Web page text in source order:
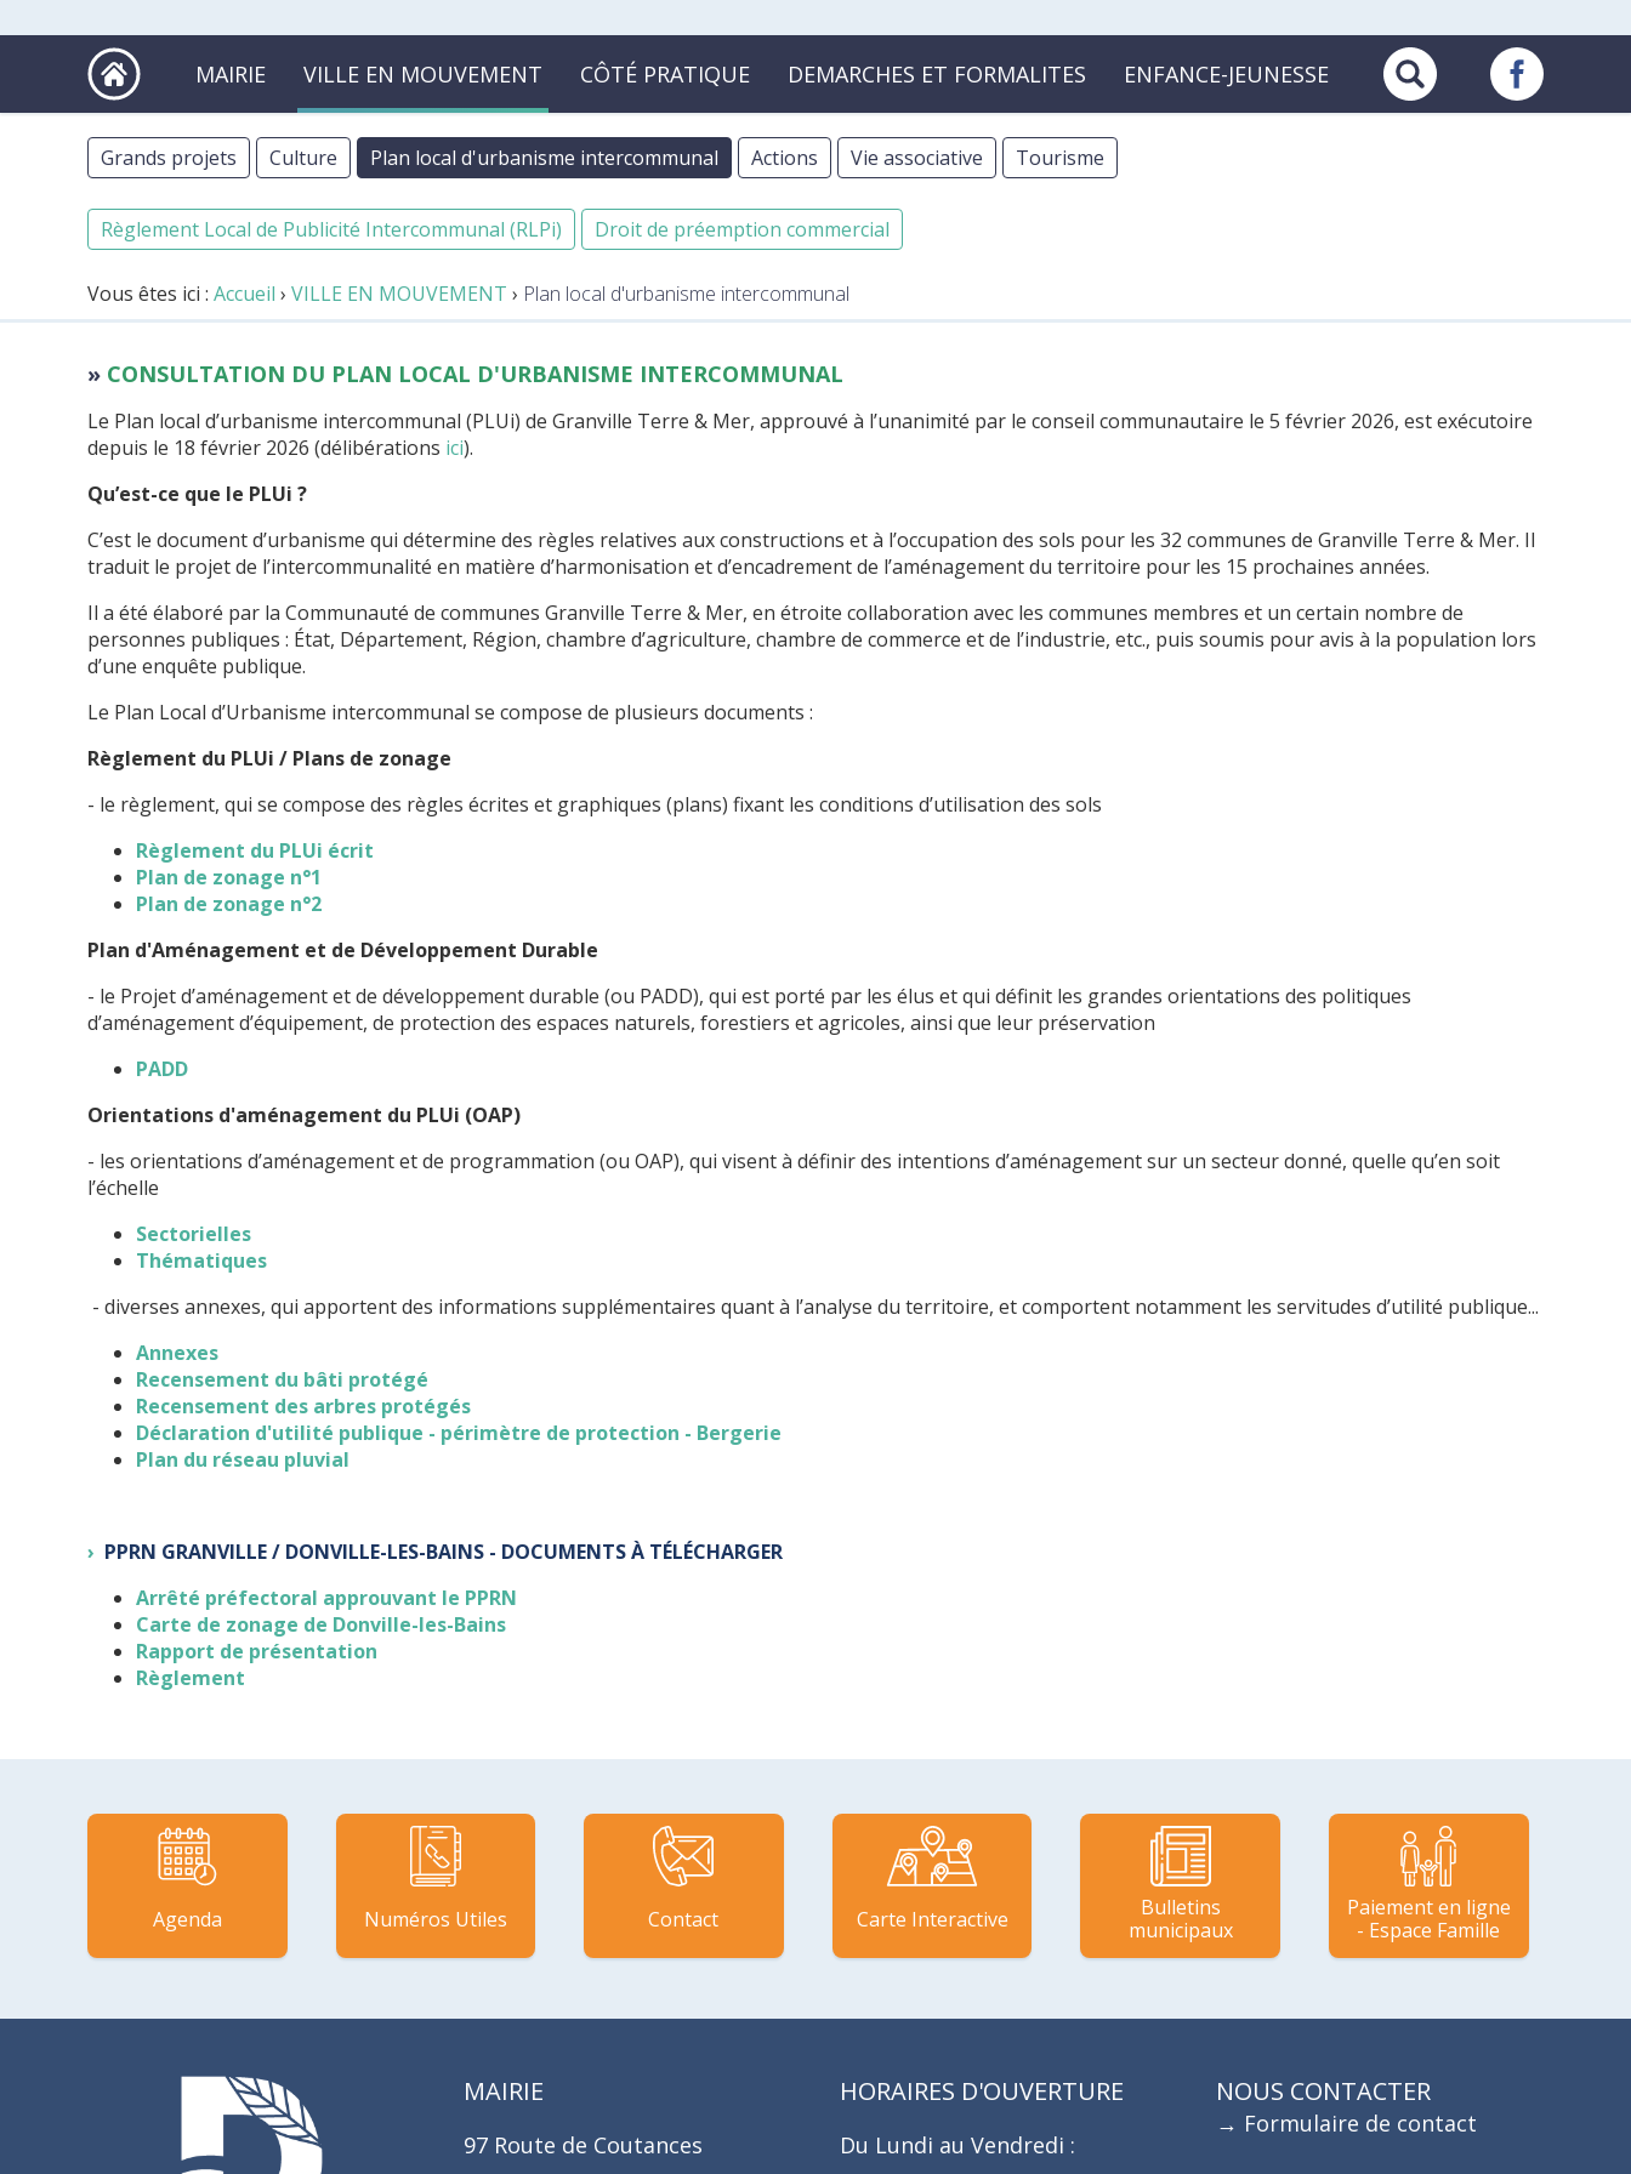
MAIRIE VILLE EN MOUVEMENT CÔTÉ PRATIQUE DEMARCHES ET FORMALITES ENFANCE-JEUNESSE
Règlement Local de Publicité Intercommunal (RLPi) Droit de préemption commercial
Grands projets Culture Plan local d'urbanisme intercommunal Actions Vie associative Tourisme
Vous êtes ici : Accueil › VILLE EN MOUVEMENT › Plan local d'urbanisme intercommunal
CONSULTATION DU PLAN LOCAL D'URBANISME INTERCOMMUNAL
Le Plan local d’urbanisme intercommunal (PLUi) de Granville Terre & Mer, approuvé à l’unanimité par le conseil communautaire le 5 février 2026, est exécutoire
depuis le 18 février 2026 (délibérations ici).
Qu’est-ce que le PLUi ?
C’est le document d’urbanisme qui détermine des règles relatives aux constructions et à l’occupation des sols pour les 32 communes de Granville Terre & Mer. Il
traduit le projet de l’intercommunalité en matière d’harmonisation et d’encadrement de l’aménagement du territoire pour les 15 prochaines années.
Il a été élaboré par la Communauté de communes Granville Terre & Mer, en étroite collaboration avec les communes membres et un certain nombre de
personnes publiques : État, Département, Région, chambre d’agriculture, chambre de commerce et de l’industrie, etc., puis soumis pour avis à la population lors
d’une enquête publique.
Le Plan Local d’Urbanisme intercommunal se compose de plusieurs documents :
Règlement du PLUi / Plans de zonage
- le règlement, qui se compose des règles écrites et graphiques (plans) fixant les conditions d’utilisation des sols
Règlement du PLUi écrit
Plan de zonage n°1
Plan de zonage n°2
Plan d'Aménagement et de Développement Durable
- le Projet d’aménagement et de développement durable (ou PADD), qui est porté par les élus et qui définit les grandes orientations des politiques
d’aménagement d’équipement, de protection des espaces naturels, forestiers et agricoles, ainsi que leur préservation
PADD
Orientations d'aménagement du PLUi (OAP)
- les orientations d’aménagement et de programmation (ou OAP), qui visent à définir des intentions d’aménagement sur un secteur donné, quelle qu’en soit
l’échelle
Sectorielles
Thématiques
- diverses annexes, qui apportent des informations supplémentaires quant à l’analyse du territoire, et comportent notamment les servitudes d’utilité publique...
Annexes
Recensement du bâti protégé
Recensement des arbres protégés
Déclaration d'utilité publique - périmètre de protection - Bergerie
Plan du réseau pluvial
PPRN GRANVILLE / DONVILLE-LES-BAINS - DOCUMENTS À TÉLÉCHARGER
Arrêté préfectoral approuvant le PPRN
Carte de zonage de Donville-les-Bains
Rapport de présentation
Règlement
Agenda Numéros Utiles Contact Carte Interactive
Bulletins
municipaux
Paiement en ligne
- Espace Famille
MAIRIE
97 Route de Coutances
HORAIRES D'OUVERTURE
Du Lundi au Vendredi :
NOUS CONTACTER
Formulaire de contact